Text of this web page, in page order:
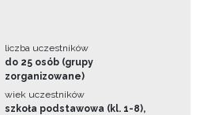
liczba uczestników
do 25 osób (grupy
zorganizowane)
wiek uczestników
szkoła podstawowa (kl. 1-8),